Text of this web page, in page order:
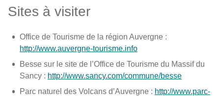
Sites à visiter
Office de Tourisme de la région Auvergne :
http://www.auvergne-tourisme.info
Besse sur le site de l’Office de Tourisme du Massif du
Sancy : http://www.sancy.com/commune/besse
Parc naturel des Volcans d’Auvergne : http://www.parc-